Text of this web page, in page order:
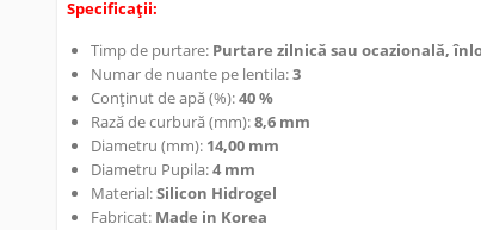
Specificații:
Timp de purtare: Purtare zilnică sau ocazională,
Numar de nuante pe lentila:3
Conținut de apă (%):40 %
Rază de curbură (mm):8,6 mm
Diametru (mm): 14,00 mm
Diametru Pupila:4 mm
Material:Silicon Hidrogel
Fabricat:Made in Korea